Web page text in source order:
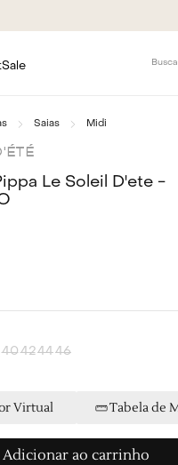
Sale
Saias Midi
Le Soleil D'ete -
40424446
Virtual Tabela de
Adicionar ao carrinho